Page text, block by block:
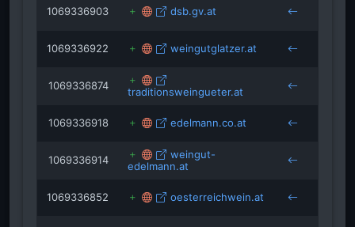
1069336903 dsb.gv.at
1069336922 weingutglatzer.at
1069336874 traditionsweingueter.at
1069336918 edelmann.co.at
1069336914
weingut-
edelmann.at
1069336852 oesterreichwein.at